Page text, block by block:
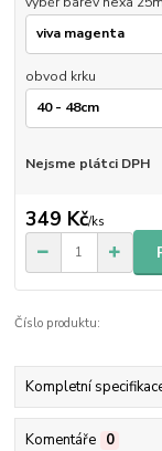
obvod krku
Nejsme plátci DPH
349 Kč/ks
Číslo produktu:
Kompletní
Komentáře 0